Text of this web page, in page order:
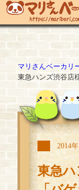
マリさんベーカリ
東急ハンズ渋谷店
2014
東急